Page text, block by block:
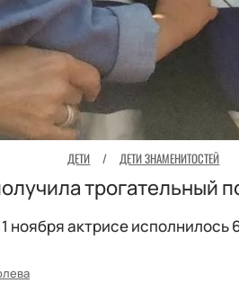
ДЕТИ / ДЕТИ ЗНАМЕНИТОСТЕЙ
трогательный
ноября актрисе исполнилось